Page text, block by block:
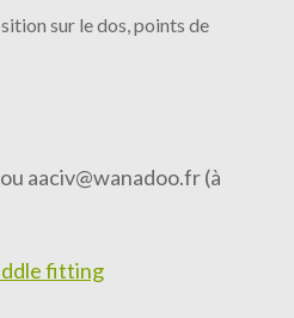
sur le dos, points de
aaciv@wanadoo.fr (à
fitting